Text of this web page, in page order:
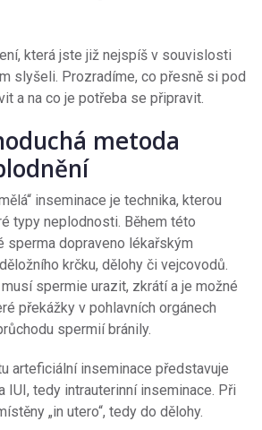
která jste již nejspíš v souvislosti
slyšeli. Prozradíme, co přesně si pod
a na co je potřeba se připravit.
metoda
inseminace je technika, kterou
typy neplodnosti. Během této
sperma dopraveno lékařským
krčku, dělohy či vejcovodů.
spermie urazit, zkrátí a je možné
překážky v pohlavních orgánech
spermií bránily.
arteficiální inseminace představuje
IUI, tedy intrauterinní inseminace. Při
„in utero“, tedy do dělohy.